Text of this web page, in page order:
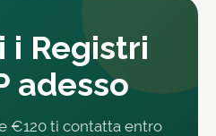
i Registri
adesso
€120 ti contatta entro